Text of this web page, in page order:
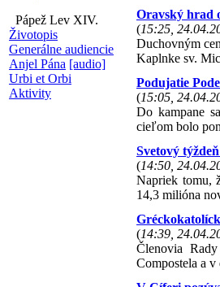
Pápež Lev XIV.
Životopis
Generálne audiencie
Anjel Pána [audio]
Urbi et Orbi
Aktivity
Oravský hrad
(15:25,
Duchovným
Kaplnke sv.
Podujatie
(15:05,
Do kampane
cieľom bolo
Svetový
(14:50,
Napriek tomu,
14,3 milióna
(14:39,
Členovia
Compostela a v